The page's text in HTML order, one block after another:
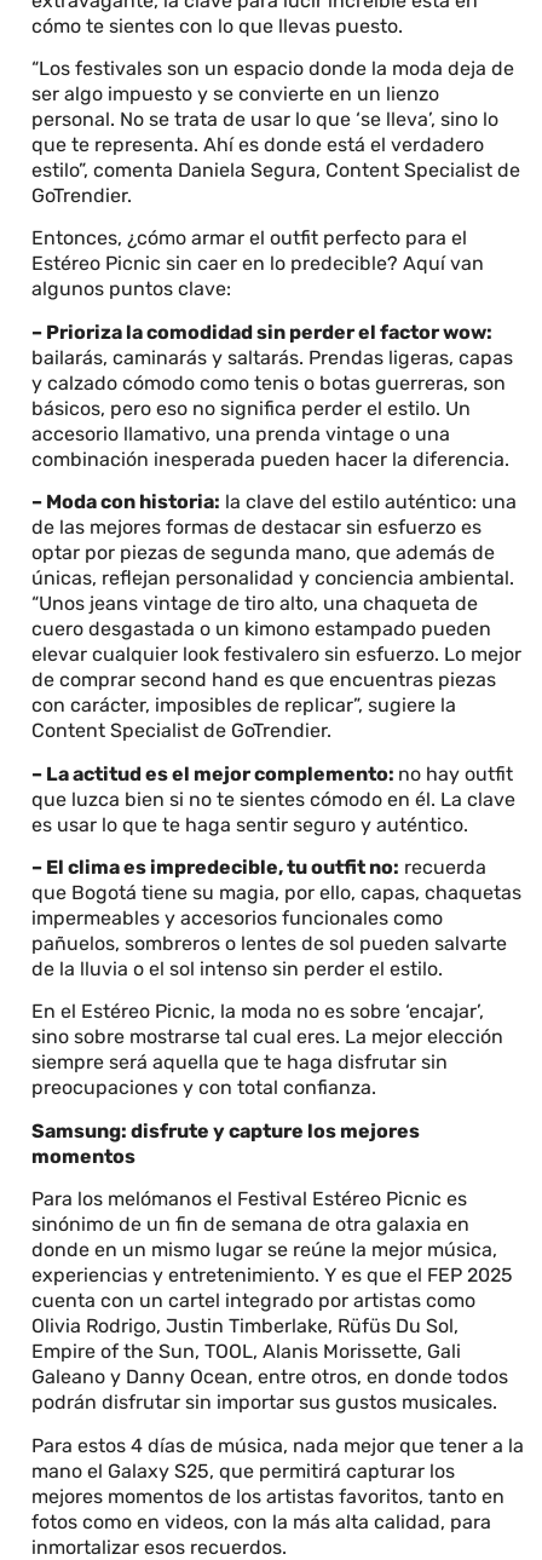
cómo te sientes con lo que llevas puesto.
“Los festivales son un espacio donde la moda deja de
ser algo impuesto y se convierte en un lienzo
personal. No se trata de usar lo que ‘se lleva’, sino lo
que te representa. Ahí es donde está el verdadero
estilo”, comenta Daniela Segura, Content Specialist de
GoTrendier.
Entonces, ¿cómo armar el outfit perfecto para el
Estéreo Picnic sin caer en lo predecible? Aquí van
algunos puntos clave:
– Prioriza la comodidad sin perder el factor wow:
bailarás, caminarás y saltarás. Prendas ligeras, capas
y calzado cómodo como tenis o botas guerreras, son
básicos, pero eso no significa perder el estilo. Un
accesorio llamativo, una prenda vintage o una
combinación inesperada pueden hacer la diferencia.
– Moda con historia: la clave del estilo auténtico: una
de las mejores formas de destacar sin esfuerzo es
optar por piezas de segunda mano, que además de
únicas, reflejan personalidad y conciencia ambiental.
“Unos jeans vintage de tiro alto, una chaqueta de
cuero desgastada o un kimono estampado pueden
elevar cualquier look festivalero sin esfuerzo. Lo mejor
de comprar second hand es que encuentras piezas
con carácter, imposibles de replicar”, sugiere la
Content Specialist de GoTrendier.
– La actitud es el mejor complemento: no hay outfit
que luzca bien si no te sientes cómodo en él. La clave
es usar lo que te haga sentir seguro y auténtico.
– El clima es impredecible, tu outfit no: recuerda
que Bogotá tiene su magia, por ello, capas, chaquetas
impermeables y accesorios funcionales como
pañuelos, sombreros o lentes de sol pueden salvarte
de la lluvia o el sol intenso sin perder el estilo.
En el Estéreo Picnic, la moda no es sobre ‘encajar’,
sino sobre mostrarse tal cual eres. La mejor elección
siempre será aquella que te haga disfrutar sin
preocupaciones y con total confianza.
Samsung: disfrute y capture los mejores
momentos
Para los melómanos el Festival Estéreo Picnic es
sinónimo de un fin de semana de otra galaxia en
donde en un mismo lugar se reúne la mejor música,
experiencias y entretenimiento. Y es que el FEP 2025
cuenta con un cartel integrado por artistas como
Olivia Rodrigo, Justin Timberlake, Rüfüs Du Sol,
Empire of the Sun, TOOL, Alanis Morissette, Gali
Galeano y Danny Ocean, entre otros, en donde todos
podrán disfrutar sin importar sus gustos musicales.
Para estos 4 días de música, nada mejor que tener a la
mano el Galaxy S25, que permitirá capturar los
mejores momentos de los artistas favoritos, tanto en
fotos como en videos, con la más alta calidad, para
inmortalizar esos recuerdos.